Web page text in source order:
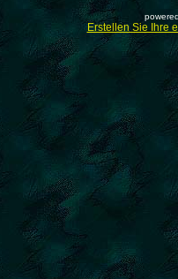
Erstellen Sie Ihre